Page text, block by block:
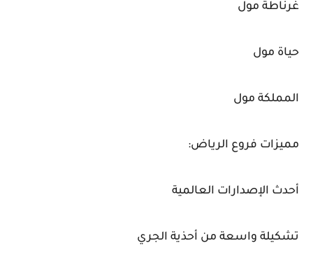
غرناطة مول
حياة مول
المملكة مول
مميزات فروع الرياض:
أحدث الإصدارات العالمية
تشكيلة واسعة من أحذية الجري